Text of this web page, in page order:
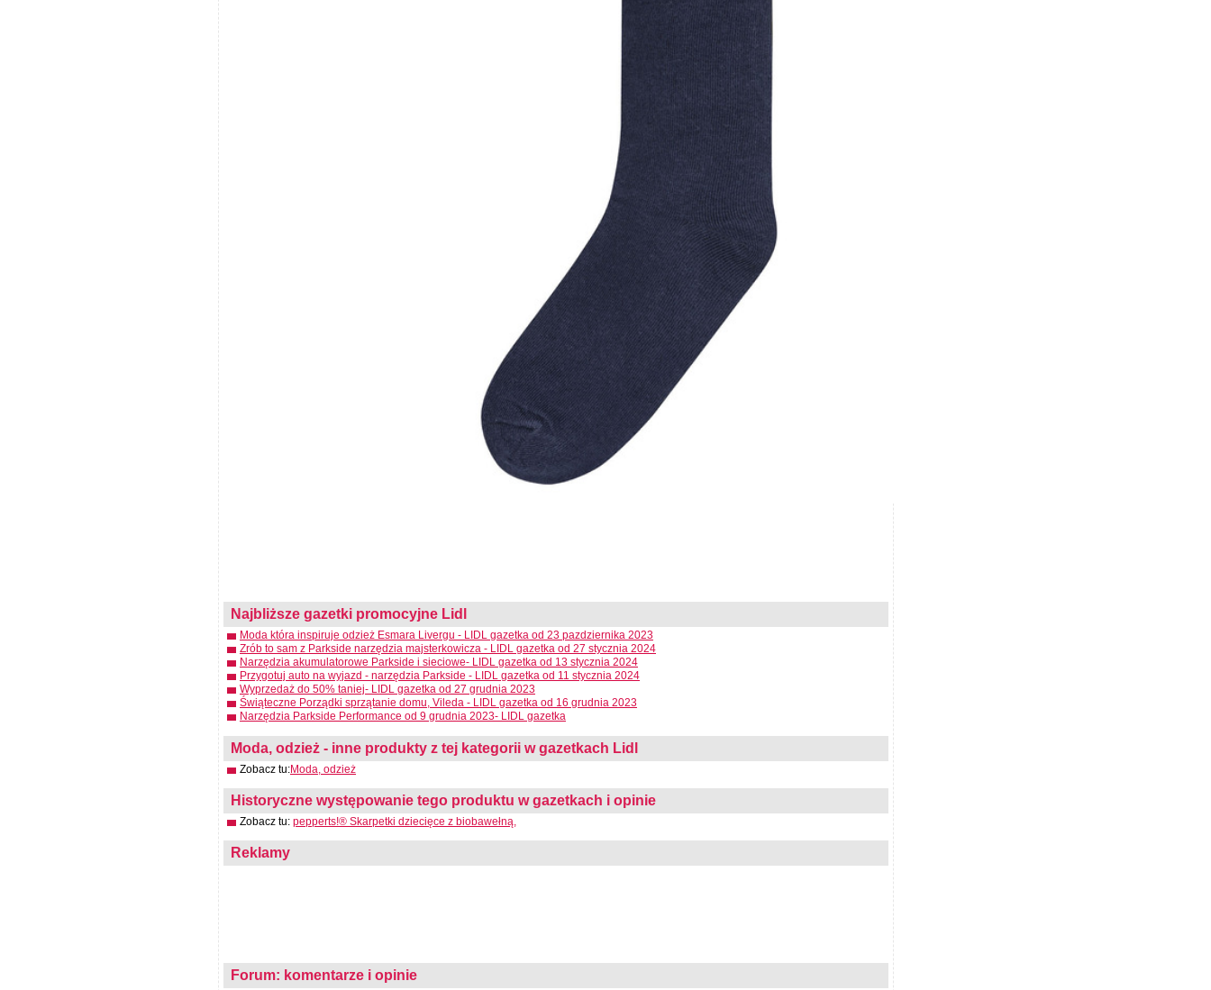
Najbliższe gazetki promocyjne Lidl
Moda która inspiruje odzież Esmara Livergu - LIDL gazetka od 23 pazdziernika 2023
Zrób to sam z Parkside narzędzia majsterkowicza - LIDL gazetka od 27 stycznia 2024
Narzędzia akumulatorowe Parkside i sieciowe- LIDL gazetka od 13 stycznia 2024
Przygotuj auto na wyjazd - narzędzia Parkside - LIDL gazetka od 11 stycznia 2024
Wyprzedaż do 50% taniej- LIDL gazetka od 27 grudnia 2023
Świąteczne Porządki sprzątanie domu, Vileda - LIDL gazetka od 16 grudnia 2023
Narzędzia Parkside Performance od 9 grudnia 2023- LIDL gazetka
Moda, odzież - inne produkty z tej kategorii w gazetkach Lidl
Zobacz tu:Moda, odzież
Historyczne występowanie tego produktu w gazetkach i opinie
Zobacz tu: pepperts!® Skarpetki dziecięce z biobawełną,
Reklamy
Forum: komentarze i opinie